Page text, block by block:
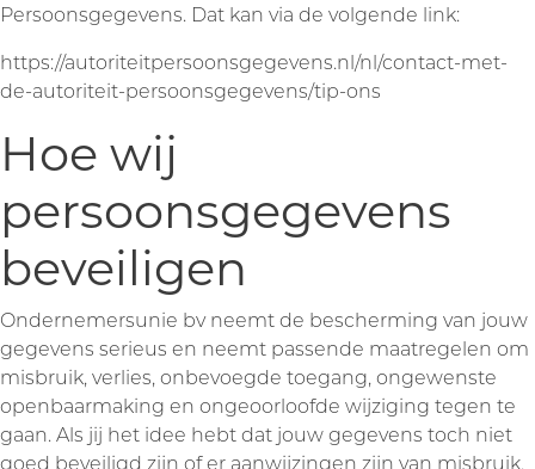
Persoonsgegevens. Dat kan via de volgende link:
https://autoriteitpersoonsgegevens.nl/nl/contact-met-
de-autoriteit-persoonsgegevens/tip-ons
Hoe wij
persoonsgegevens
beveiligen
Ondernemersunie bv neemt de bescherming van jouw
gegevens serieus en neemt passende maatregelen om
misbruik, verlies, onbevoegde toegang, ongewenste
openbaarmaking en ongeoorloofde wijziging tegen te
gaan. Als jij het idee hebt dat jouw gegevens toch niet
goed beveiligd zijn of er aanwijzingen zijn van misbruik,